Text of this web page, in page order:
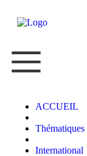
ACCUEIL
Thématiques
International